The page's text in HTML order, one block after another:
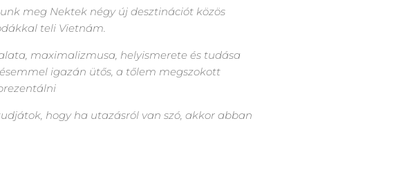
meg Nektek négy új desztinációt közös
teli Vietnám.
maximalizmusa, helyismerete és tudása
igazán ütős, a tőlem megszokott
hogy ha utazásról van szó, akkor abban